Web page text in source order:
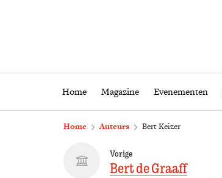
Home Magazine Evenementen
Home Magazine
Home Auteurs Bert Keizer
Vorige
Bert de Graaff